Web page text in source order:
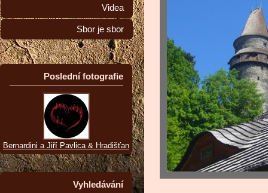
Videa
Sbor je sbor
Poslední fotografie
Bernardini a Jiří Pavlica & Hradišťan
Vyhledávání